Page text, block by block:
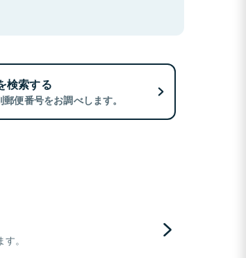
検索する
便番号をお調べします。
。